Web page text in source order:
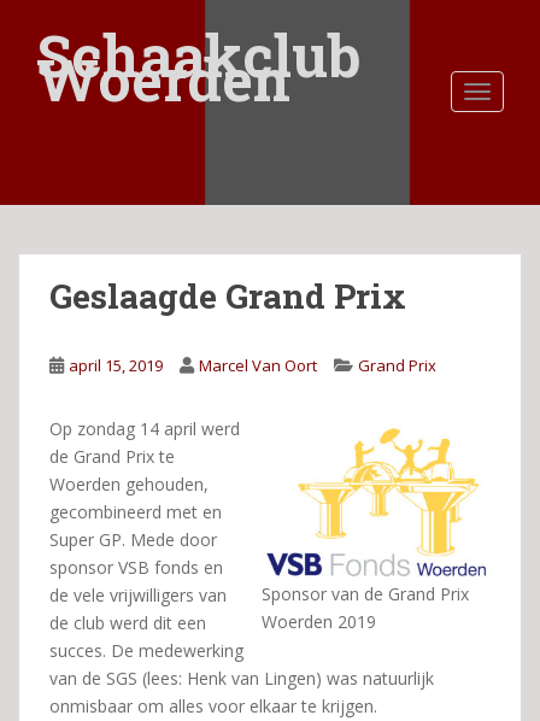
a
Schaakclub
Woerden
Geslaagde Grand Prix
april 15, 2019 Marcel Van Oort Grand Prix
Sponsor van de Grand Prix
Woerden 2019
Op zondag 14 april werd
de Grand Prix te
Woerden gehouden,
gecombineerd met en
Super GP. Mede door
sponsor VSB fonds en
de vele vrijwilligers van
de club werd dit een
succes. De medewerking
van de SGS (lees: Henk van Lingen) was natuurlijk
onmisbaar om alles voor elkaar te krijgen.